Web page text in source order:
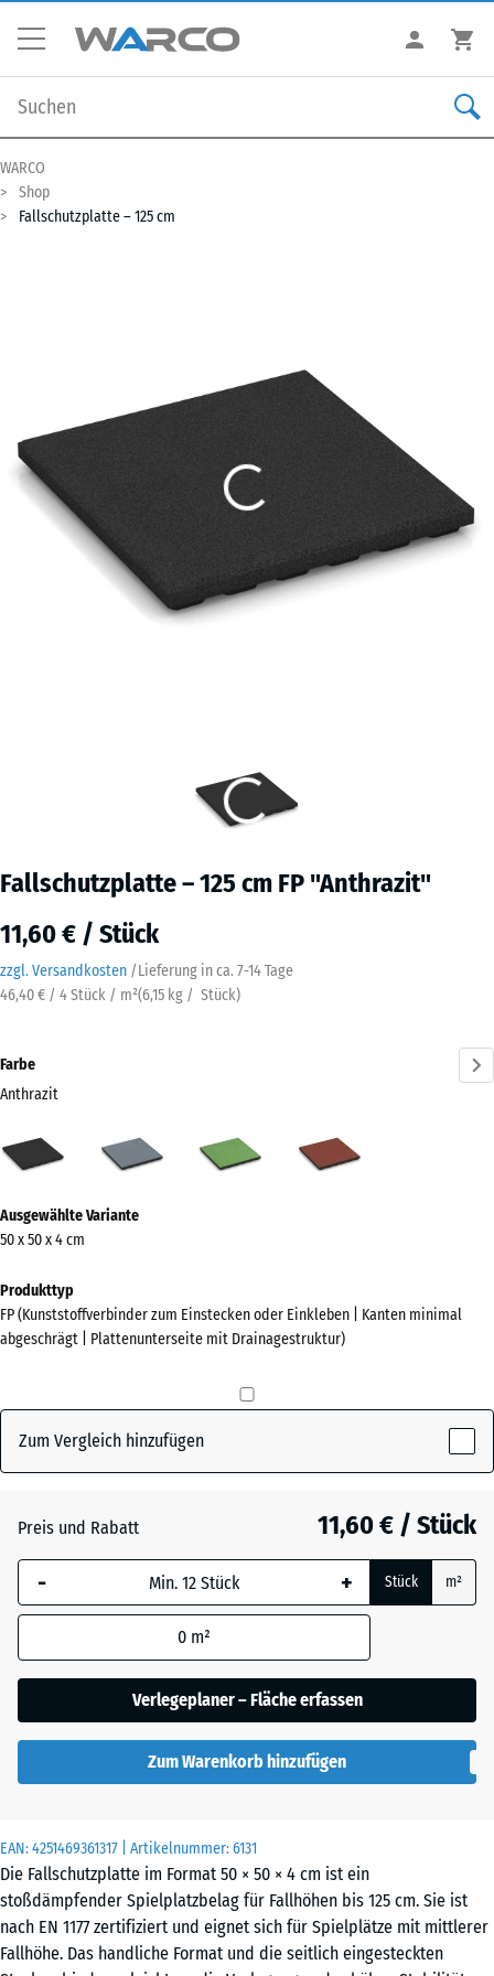
WARCO
Shop
Fallschutzplatte – 125 cm
Fallschutzplatte – 125 cm FP "Anthrazit"
11,60 € / Stück
zzgl. Versandkosten /Lieferung in ca. 7-14 Tage
46,40 € / 4 Stück / m²(6,15 kg / Stück)
EAN:4251469361317 | Artikelnummer:6131
Die Fallschutzplatte im Format 50 × 50 × 4 cm ist ein
stoßdämpfender Spielplatzbelag für Fallhöhen bis 125 cm. Sie ist
nach EN 1177 zertifiziert und eignet sich für Spielplätze mit mittlerer
Fallhöhe. Das handliche Format und die seitlich eingesteckten
Farbe
Anthrazit
(active)
Graphitgrau
Informationen
zu
Farben?
Farbpalette
(active)
Lindgrün + 0,40 €
Tomatenrot
Ausgewählte Variante
50 x 50 x 4 cm
Produkttyp
FP (Kunststoffverbinder zum Einstecken oder Einkleben | Kanten minimal
abgeschrägt | Plattenunterseite mit Drainagestruktur)
Zum Vergleich hinzufügen
Preis und Rabatt 11,60 € / Stück
- + Stück m²
0 m²
Verlegeplaner – Fläche erfassen
Zum Warenkorb hinzufügen